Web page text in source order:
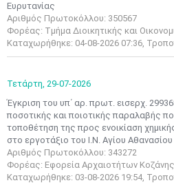
Ευρυτανίας
Αριθμός Πρωτοκόλλου: 350567
Φορέας: Τμήμα Διοικητικής και
Καταχωρήθηκε: 04-08-2026 07:36,
Τετάρτη, 29-07-2026
Έγκριση του υπ΄ αρ. πρωτ. εισερχ.
ποσοτικής και ποιοτικής παραλαβής
τοποθέτηση της προς ενοικίαση
στο εργοτάξιο του Ι.Ν. Αγίου
Αριθμός Πρωτοκόλλου: 343272
Φορέας: Εφορεία Αρχαιοτήτων Κοζάνης
Καταχωρήθηκε: 03-08-2026 19:54,